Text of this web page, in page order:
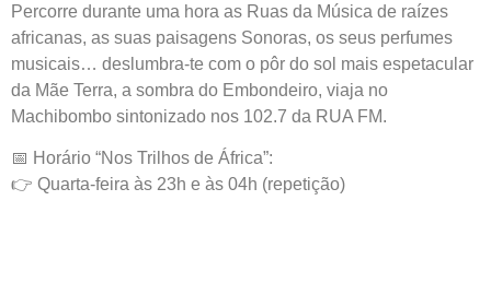
Percorre durante uma hora as Ruas da Música de raízes
africanas, as suas paisagens Sonoras, os seus perfumes
musicais… deslumbra-te com o pôr do sol mais espetacular
da Mãe Terra, a sombra do Embondeiro, viaja no
Machibombo sintonizado nos 102.7 da RUA FM.
📅 Horário “Nos Trilhos de África”:
👉 Quarta-feira às 23h e às 04h (repetição)